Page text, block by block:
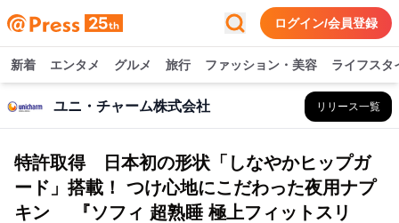
ログイン/会員登録
新着 エンタメ グルメ 旅行 ファッション・美容 ライフスタ
ユニ・チャーム株式会社 リリース一覧
特許取得 日本初の形状「しなやかヒップガ
ード」搭載！ つけ心地にこだわった夜用ナプ
キン 『ソフィ 超熟睡 極上フィットスリ